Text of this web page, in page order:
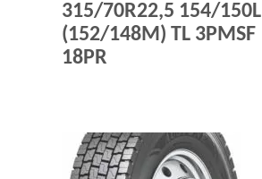
315/70R22,5 154/150L
(152/148M) TL 3PMSF
18PR